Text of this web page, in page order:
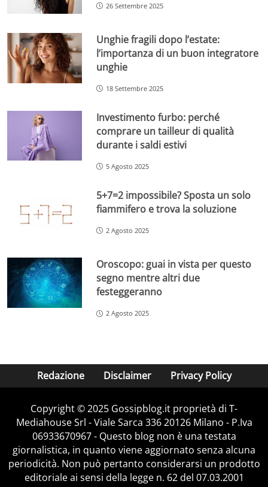
26 Settembre 2025
Unghie fragili dopo l’estate:
l’importanza di un buon integratore
unghie
18 Settembre 2025
Investimento furbo: perché
comprare un tailleur di qualità
durante i saldi estivi
5 Agosto 2025
5+7=2 impossibile? Sposta un solo
fiammifero e trova la soluzione
2 Agosto 2025
Oroscopo: guai in vista per questo
segno mentre altri due
festeggeranno
2 Agosto 2025
Redazione Disclaimer Privacy Policy
Copyright © 2025 Gossipblog.it proprietà di T-
Mediahouse Srl - Viale Sarca 336 20126 Milano - P.Iva
06933670967 - Questo blog non è una testata
giornalistica, in quanto viene aggiornato senza alcuna
periodicità. Non può pertanto considerarsi un prodotto
editoriale ai sensi della legge n. 62 del 07.03.2001